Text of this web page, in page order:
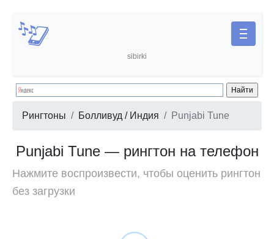
sibirki
Рингтоны Болливуд / Индия Punjabi Tune
Punjabi Tune — рингтон на телефон
Нажмите воспроизвести, чтобы оценить рингтон
без загрузки